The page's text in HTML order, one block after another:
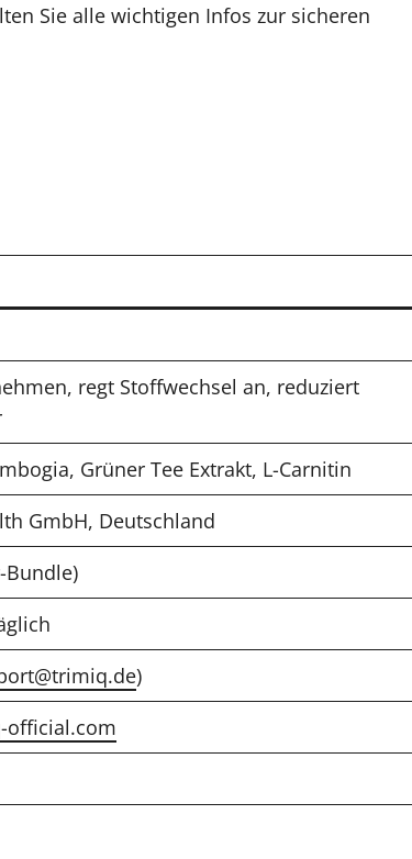
Sie alle wichtigen Infos zur sicheren
regt Stoffwechsel an, reduziert
Grüner Tee Extrakt, L-Carnitin
GmbH, Deutschland
)